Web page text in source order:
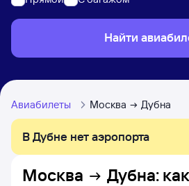
Найти
Авиабилеты Москва Дубна
В Дубне нет аэропорта
Москва Дубна: